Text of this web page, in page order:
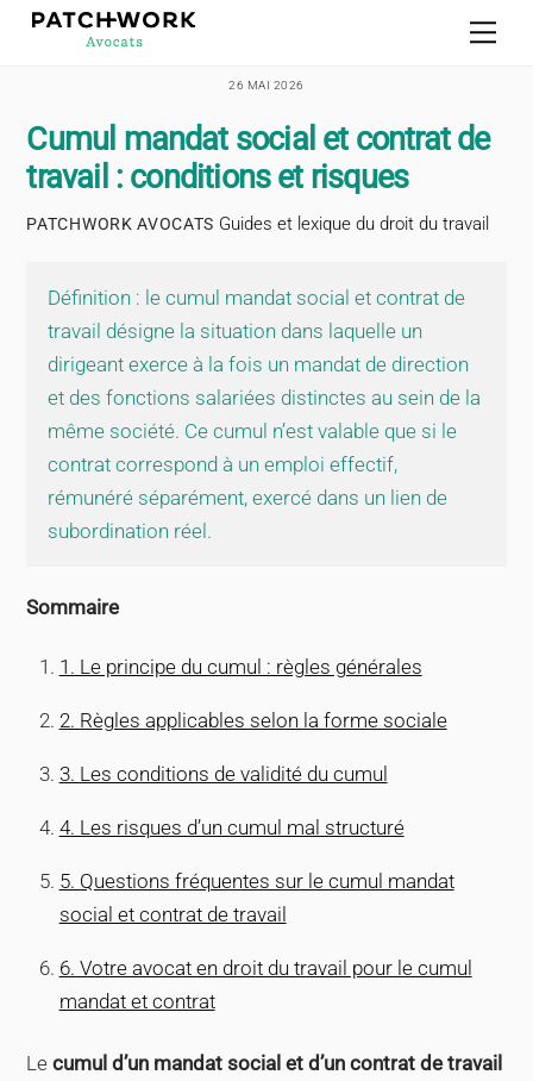
Skip
26 MAI 2026
Cumul mandat social et contrat de
travail : conditions et risques
PATCHWORK AVOCATS Guides et lexique du droit du travail
Définition : le cumul mandat social et contrat de
travail désigne la situation dans laquelle un
dirigeant exerce à la fois un mandat de direction
et des fonctions salariées distinctes au sein de la
même société. Ce cumul n’est valable que si le
contrat correspond à un emploi effectif,
rémunéré séparément, exercé dans un lien de
subordination réel.
Sommaire
1. Le principe du cumul : règles générales
2. Règles applicables selon la forme sociale
3. Les conditions de validité du cumul
4. Les risques d’un cumul mal structuré
5. Questions fréquentes sur le cumul mandat
social et contrat de travail
6. Votre avocat en droit du travail pour le cumul
mandat et contrat
Lecumul d’un mandat social et d’un contrat de travail